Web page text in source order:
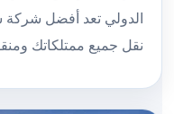
الدولي تعد أفضل شركة
نقل جميع ممتلكاتك